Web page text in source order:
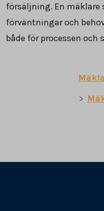
försäljning. En mäklare
förväntningar och
både för processen och